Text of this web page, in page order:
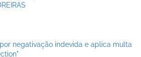
negativação indevida e aplica multa